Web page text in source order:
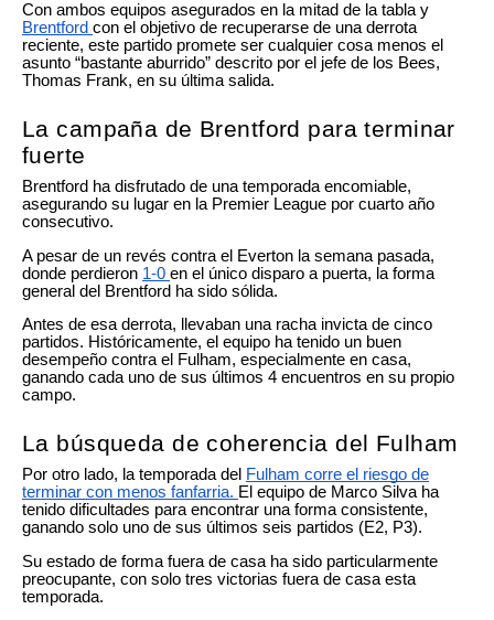
Con ambos equipos asegurados en la mitad de la tabla y
Brentford con el objetivo de recuperarse de una derrota
reciente, este partido promete ser cualquier cosa menos el
asunto “bastante aburrido” descrito por el jefe de los Bees,
Thomas Frank, en su última salida.
La campaña de Brentford para terminar
fuerte
Brentford ha disfrutado de una temporada encomiable,
asegurando su lugar en la Premier League por cuarto año
consecutivo.
A pesar de un revés contra el Everton la semana pasada,
donde perdieron 1-0 en el único disparo a puerta, la forma
general del Brentford ha sido sólida.
Antes de esa derrota, llevaban una racha invicta de cinco
partidos. Históricamente, el equipo ha tenido un buen
desempeño contra el Fulham, especialmente en casa,
ganando cada uno de sus últimos 4 encuentros en su propio
campo.
La búsqueda de coherencia del Fulham
Por otro lado, la temporada del Fulham corre el riesgo de
terminar con menos fanfarria. El equipo de Marco Silva ha
tenido dificultades para encontrar una forma consistente,
ganando solo uno de sus últimos seis partidos (E2, P3).
Su estado de forma fuera de casa ha sido particularmente
preocupante, con solo tres victorias fuera de casa esta
temporada.